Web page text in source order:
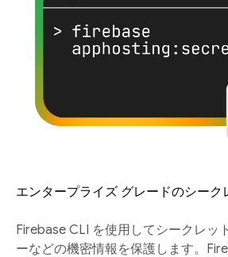
エンタープライズ グレードのシーク
Firebase CLI を使用してシークレッ
ーなどの機密情報を保護します。